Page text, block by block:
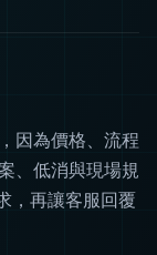
因為價格、流程
、低消與現場規
，再讓客服回覆